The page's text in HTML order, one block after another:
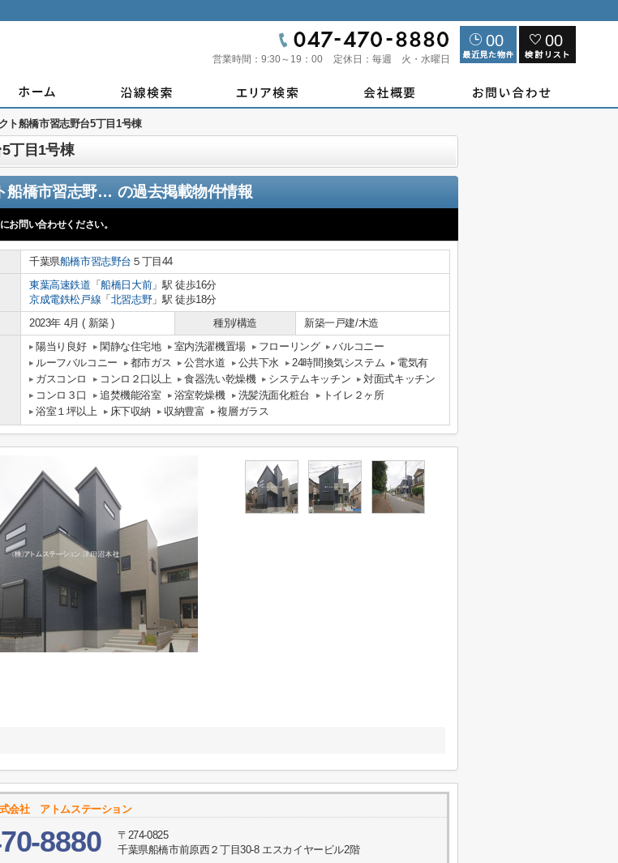
営業時間： 9:30～19：00 定休日： 毎週 火・水曜日
00 00
ト船橋市習志野台5丁目1号棟
丁目1号棟
アトムセレクト船橋市習志野台5丁目1号棟 の過去掲載物件情報
お問い合わせください。
千葉県船橋市習志野台 ５丁目44
東葉高速鉄道 「船橋日大前」駅 徒歩16分
京成電鉄松戸線 「 北習志野」駅 徒歩18分
2023年 4月 ( 新築 ) 種別/構造 新築一戸建/木造
陽当り良好 閑静な住宅地 室内洗濯機置場 フローリング
バルコニー
ルーフバルコニー
都市ガス 公営水道 公共下水 24時間換気システム
電気有
ガスコンロ
コンロ２口以上 食器洗い乾燥機 システムキッチン
対面式キッチン
コンロ３口
追焚機能浴室 浴室乾燥機 洗髪洗面化粧台
トイレ２ヶ所
浴室１坪以上
床下収納 収納豊富 複層ガラス
会社 アトムステーション
8880
〒274-0825
千葉県船橋市前原西２丁目30-8 エスカイヤービル2階